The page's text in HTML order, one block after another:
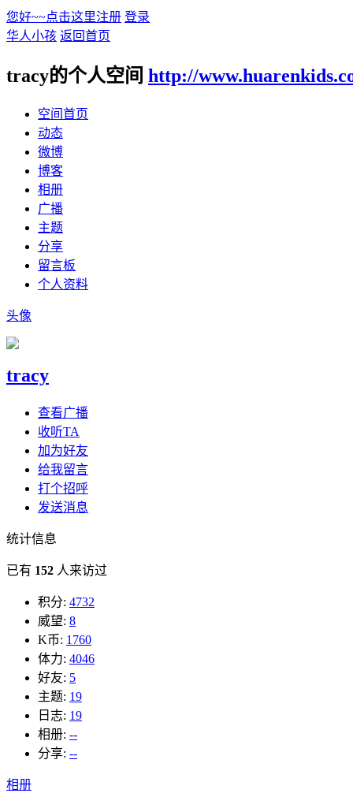
您好~~点击这里注册 登录
华人小孩 返回首页
tracy的个人空间 http://
空间首页
动态
微博
博客
相册
广播
主题
分享
留言板
个人资料
头像
tracy
查看广播
收听TA
加为好友
给我留言
打个招呼
发送消息
统计信息
已有 152 人来访过
积分: 4732
威望: 8
K币: 1760
体力: 4046
好友: 5
主题: 19
日志: 19
相册: --
分享: --
相册